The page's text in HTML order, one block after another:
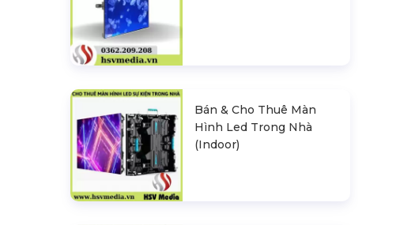
Bán & Cho Thuê Màn
Hình Led Trong Nhà
(Indoor)